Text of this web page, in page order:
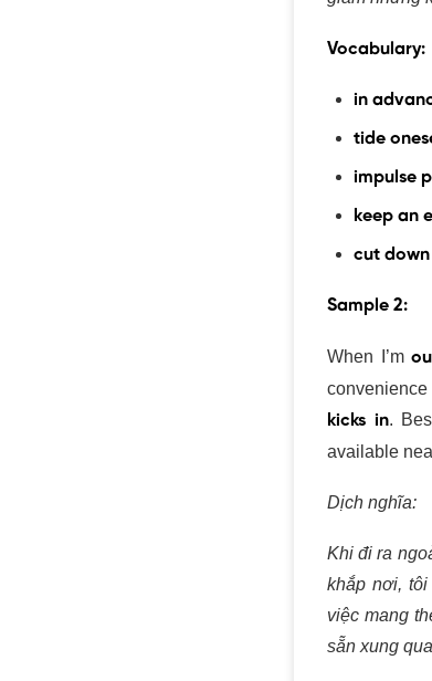
Vocabulary:
in
tide
impulse
keep an
.
available
ở khắp nơi,
đó, việc
chọn có sẵn